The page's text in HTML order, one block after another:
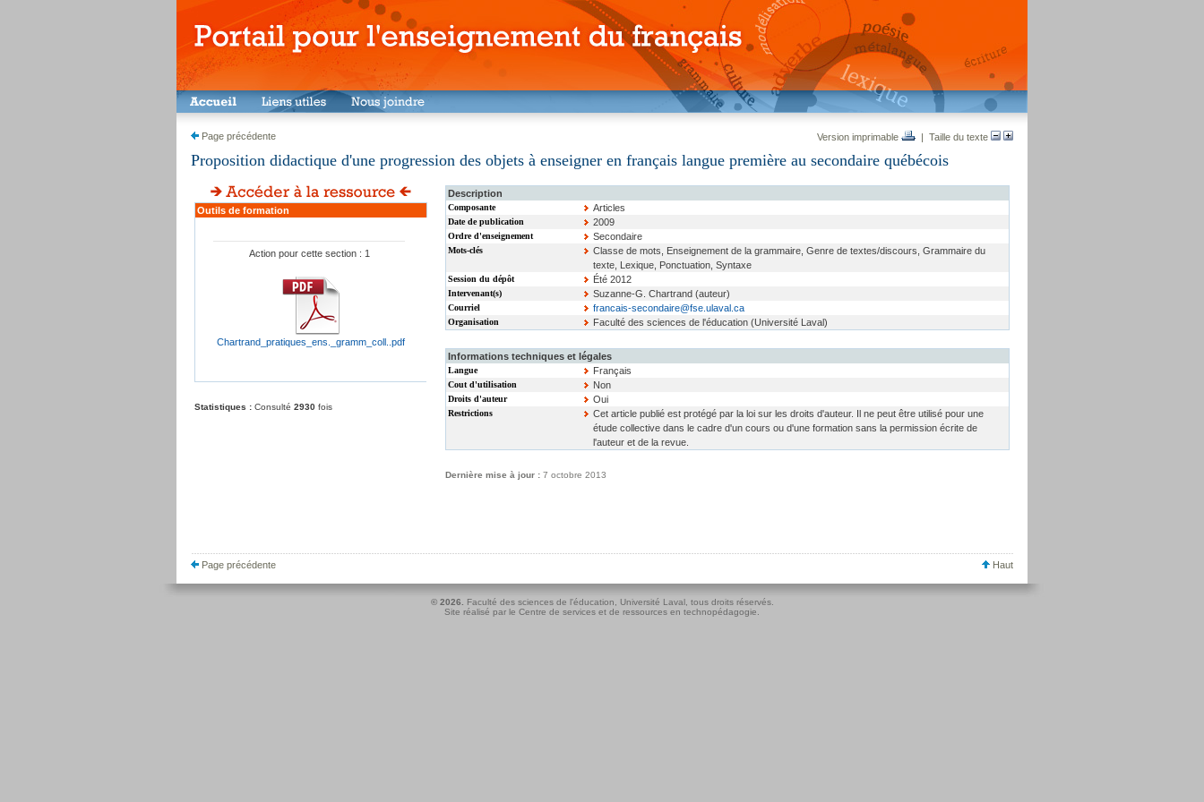
Page précédente Version imprimable | Taille du texte
Proposition didactique d'une progression des objets à enseigner en français langue première au secondaire québécois
Outils de formation
Action pour cette section : 1
Chartrand_pratiques_ens._gramm_coll..pdf
Statistiques : Consulté 2930 fois
Description
Composante Articles
Date de publication 2009
Ordre d'enseignement Secondaire
Mots-clés
Classe de mots, Enseignement de la grammaire, Genre de textes/discours, Grammaire du
texte, Lexique, Ponctuation, Syntaxe
Session du dépôt Été 2012
Intervenant(s) Suzanne-G. Chartrand (auteur)
Courriel francais-secondaire@fse.ulaval.ca
Organisation Faculté des sciences de l'éducation (Université Laval)
Informations techniques et légales
Langue Français
Cout d'utilisation Non
Droits d'auteur Oui
Restrictions
Cet article publié est protégé par la loi sur les droits d'auteur. Il ne peut être utilisé pour une
étude collective dans le cadre d'un cours ou d'une formation sans la permission écrite de
l'auteur et de la revue.
Dernière mise à jour : 7 octobre 2013
Page précédente Haut
© 2026. Faculté des sciences de l'éducation Université Laval, tous droits réservés.
Site réalisé par le Centre de services et de ressources en technopédagogie